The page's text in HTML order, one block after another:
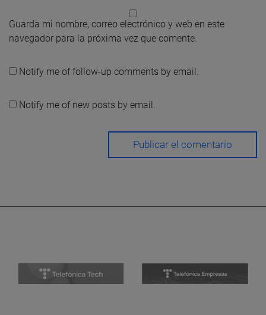
Guarda mi nombre, correo electrónico y web en este
navegador para la próxima vez que comente.
Notify me of follow-up comments by email.
Notify me of new posts by email.